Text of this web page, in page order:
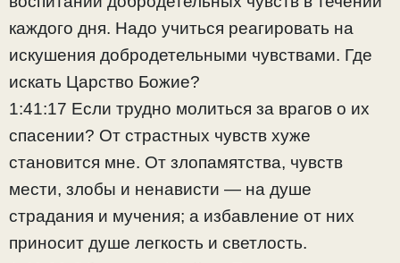
каждого дня. Надо учиться реагировать на
искушения добродетельными чувствами. Где
искать Царство Божие?
1:41:17 Если трудно молиться за врагов о их
спасении? От страстных чувств хуже
становится мне. От злопамятства, чувств
мести, злобы и ненависти — на душе
страдания и мучения; а избавление от них
приносит душе легкость и светлость.